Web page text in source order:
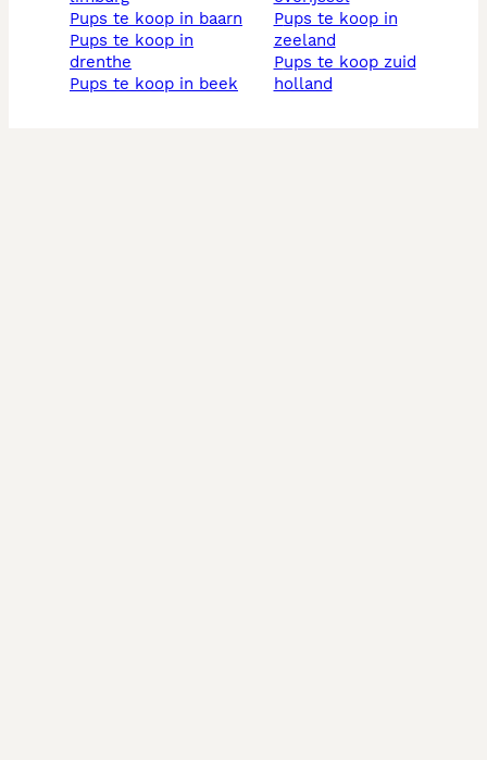
pups te koop in baarn
pups te koop in
drenthe
pups te koop in beek
pups te koop in
zeeland
pups te koop zuid
holland